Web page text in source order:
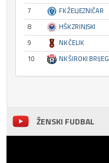
7
FK ŽELJEZNIČAR
8
HŠK ZRINJSKI
9
NK ČELIK
10
NK ŠIROKI BRIJEG
ŽENSKI FUDBAL